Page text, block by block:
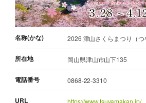
名称(かな) 2026 津山さくらまつり（つ
所在地 岡山県津山市山下135
電話番号 0868-22-3310
URL https://www.tsuyamakan.jp/